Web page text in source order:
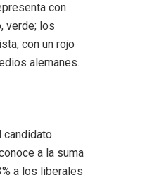
con
verde; los
con un rojo
alemanes.
candidato
a la suma
a los liberales